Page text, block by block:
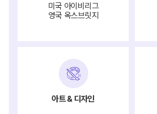
미국 아이비리그
영국 옥스브릿지
아트 & 디자인